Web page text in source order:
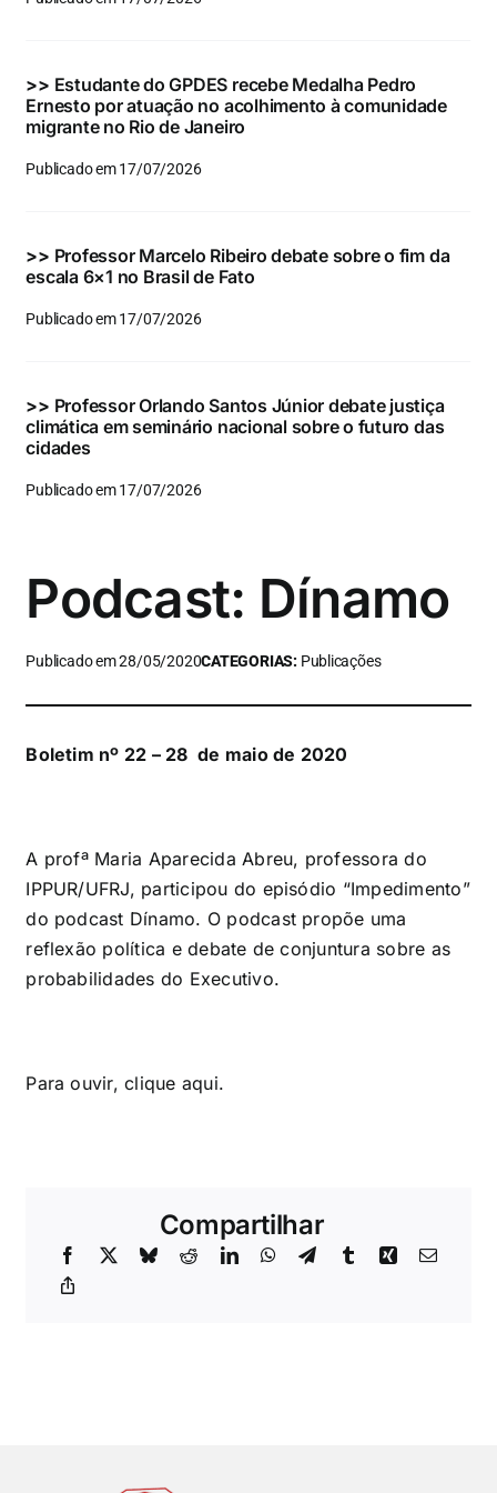
Eventos e Certificados
Buscar
para:
>> Estudante do GPDES recebe Medalha Pedro
Ernesto por atuação no acolhimento à comunidade
migrante no Rio de Janeiro
Publicado em 17/07/2026
>> Professor Marcelo Ribeiro debate sobre o fim da
escala 6×1 no Brasil de Fato
Publicado em 17/07/2026
>> Professor Orlando Santos Júnior debate justiça
climática em seminário nacional sobre o futuro das
cidades
Publicado em 17/07/2026
Podcast: Dínamo
Publicado em 28/05/2020CATEGORIAS: Publicações
Boletim nº 22 – 28 de maio de 2020
A profª Maria Aparecida Abreu, professora do
IPPUR/UFRJ, participou do episódio “Impedimento”
do podcast Dínamo. O podcast propõe uma
reflexão política e debate de conjuntura sobre as
probabilidades do Executivo.
Para ouvir, clique aqui.
Compartilhar